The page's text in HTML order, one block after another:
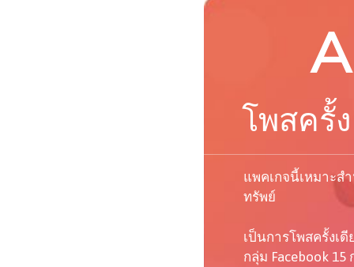
A
โพสครั้
แพคเกจนี้เหมาะส
ทรัพย์
เป็นการโพสครั้งเดี
กลุ่ม Facebook